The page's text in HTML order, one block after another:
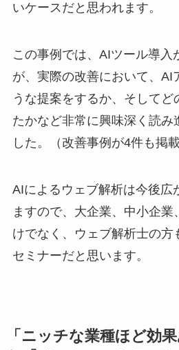
いケースだと思われます。
この事例では、AIツール導入
が、実際の改善において、AI
うな提案をするか、そしてど
たかなど非常に興味深く読み
した。（改善事例が4件も掲
AIによるウェブ解析は今後広
ますので、大企業、中小企
けでなく、ウェブ解析士の方
セミナーだと思います。
「ニッチな業種ほど効